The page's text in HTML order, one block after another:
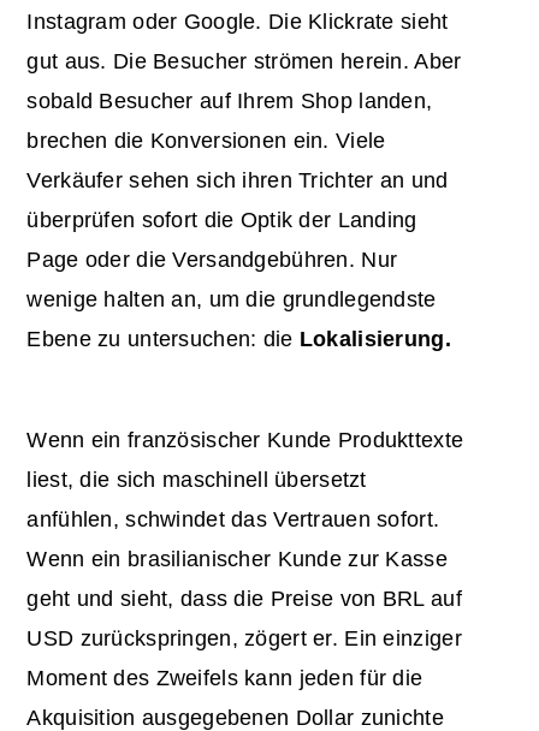
Instagram oder Google. Die Klickrate sieht
gut aus. Die Besucher strömen herein. Aber
sobald Besucher auf Ihrem Shop landen,
brechen die Konversionen ein. Viele
Verkäufer sehen sich ihren Trichter an und
überprüfen sofort die Optik der Landing
Page oder die Versandgebühren. Nur
wenige halten an, um die grundlegendste
Ebene zu untersuchen: die Lokalisierung.
Wenn ein französischer Kunde Produkttexte
liest, die sich maschinell übersetzt
anfühlen, schwindet das Vertrauen sofort.
Wenn ein brasilianischer Kunde zur Kasse
geht und sieht, dass die Preise von BRL auf
USD zurückspringen, zögert er. Ein einziger
Moment des Zweifels kann jeden für die
Akquisition ausgegebenen Dollar zunichte